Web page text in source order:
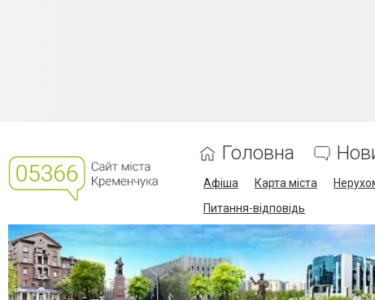
Головна
Афіша Карта міста
Питання-відповідь